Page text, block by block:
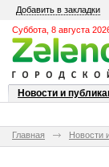
Добавить в закладки
Суббота, 8 августа
Новости и
Главная Новости